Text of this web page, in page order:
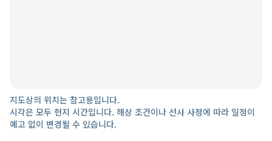
지도상의 위치는 참고용입니다.
시각은 모두 현지 시간입니다. 해상 조건이나 선사 사정에 따라 일정이
예고 없이 변경될 수 있습니다.